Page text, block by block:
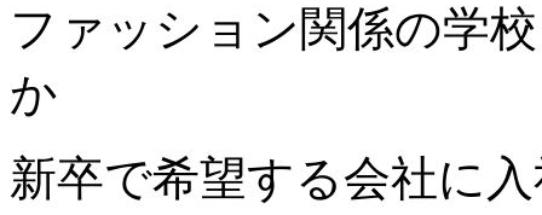
ファッション関係の学
か
新卒で希望する会社に